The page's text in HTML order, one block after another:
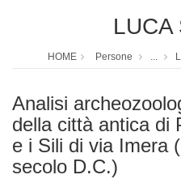
LUCA
HOME Persone ...
Analisi
della città antica di
e i Sili di via Imera
secolo D.C.)